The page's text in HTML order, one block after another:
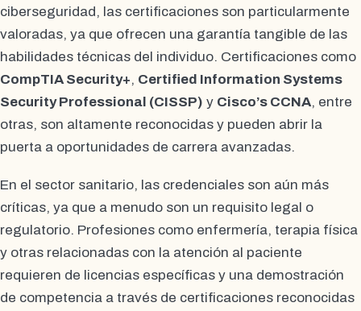
ciberseguridad, las certificaciones son particularmente
valoradas, ya que ofrecen una garantía tangible de las
habilidades técnicas del individuo. Certificaciones como
CompTIA Security+, Certified Information Systems
Security Professional (CISSP) y Cisco’s CCNA, entre
otras, son altamente reconocidas y pueden abrir la
puerta a oportunidades de carrera avanzadas.
En el sector sanitario, las credenciales son aún más
críticas, ya que a menudo son un requisito legal o
regulatorio. Profesiones como enfermería, terapia física
y otras relacionadas con la atención al paciente
requieren de licencias específicas y una demostración
de competencia a través de certificaciones reconocidas